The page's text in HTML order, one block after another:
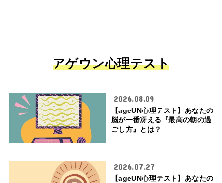
アゲウン心理テスト
2026.08.09
【ageUN心理テスト】あなたの
脳が一番冴える『最高の朝の過
ごし方』とは？
2026.07.27
【ageUN心理テスト】あなたの